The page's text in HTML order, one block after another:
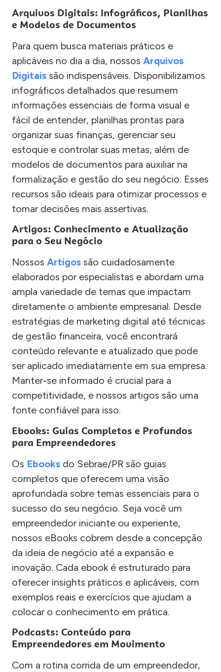
Arquivos Digitais: Infográficos, Planilhas
e Modelos de Documentos
Para quem busca materiais práticos e
aplicáveis no dia a dia, nossos Arquivos
Digitais são indispensáveis. Disponibilizamos
infográficos detalhados que resumem
informações essenciais de forma visual e
fácil de entender, planilhas prontas para
organizar suas finanças, gerenciar seu
estoque e controlar suas metas, além de
modelos de documentos para auxiliar na
formalização e gestão do seu negócio. Esses
recursos são ideais para otimizar processos e
tomar decisões mais assertivas.
Artigos: Conhecimento e Atualização
para o Seu Negócio
Nossos Artigos são cuidadosamente
elaborados por especialistas e abordam uma
ampla variedade de temas que impactam
diretamente o ambiente empresarial. Desde
estratégias de marketing digital até técnicas
de gestão financeira, você encontrará
conteúdo relevante e atualizado que pode
ser aplicado imediatamente em sua empresa.
Manter-se informado é crucial para a
competitividade, e nossos artigos são uma
fonte confiável para isso.
Ebooks: Guias Completos e Profundos
para Empreendedores
Os Ebooks do Sebrae/PR são guias
completos que oferecem uma visão
aprofundada sobre temas essenciais para o
sucesso do seu negócio. Seja você um
empreendedor iniciante ou experiente,
nossos eBooks cobrem desde a concepção
da ideia de negócio até a expansão e
inovação. Cada ebook é estruturado para
oferecer insights práticos e aplicáveis, com
exemplos reais e exercícios que ajudam a
colocar o conhecimento em prática.
Podcasts: Conteúdo para
Empreendedores em Movimento
Com a rotina corrida de um empreendedor,